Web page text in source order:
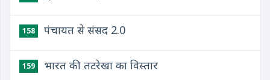
158 पंचायत से संसद 2.0
159 भारत की तटरेखा का विस्तार